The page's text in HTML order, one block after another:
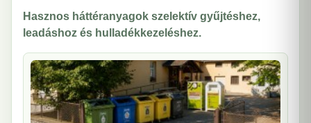
Hasznos háttéranyagok szelektív gyűjtéshez,
leadáshoz és hulladékkezeléshez.